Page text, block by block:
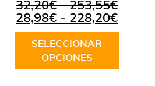
en5.00de
5
32,20€ - 253,55€Rango
de
precios:
hasta
28,98€ - 228,20€Rango
de
28,98€
SELECCIONAR
OPCIONES